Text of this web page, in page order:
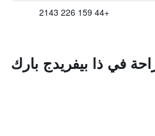
+44 159 226 2143
في ذا بيفريدج بارك